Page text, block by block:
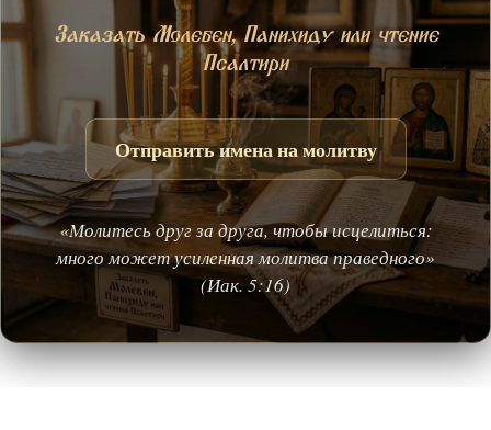
Заказать Молебен, Панихиду или чтение
Псалтири
Отправить имена на молитву
«Молитесь друг за друга, чтобы исцелиться:
много может усиленная молитва праведного»
(Иак. 5:16)